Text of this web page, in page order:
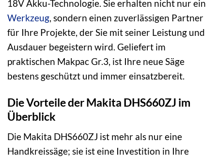
18V Akku-Technologie. Sie erhalten nicht nur ein
Werkzeug, sondern einen zuverlässigen Partner
für Ihre Projekte, der Sie mit seiner Leistung und
Ausdauer begeistern wird. Geliefert im
praktischen Makpac Gr.3, ist Ihre neue Säge
bestens geschützt und immer einsatzbereit.
Die Vorteile der Makita DHS660ZJ im
Überblick
Die Makita DHS660ZJ ist mehr als nur eine
Handkreissäge; sie ist eine Investition in Ihre